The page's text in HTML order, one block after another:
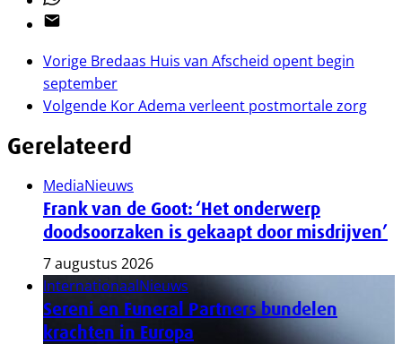
Email
Vorige Bredaas Huis van Afscheid opent begin
september
Volgende Kor Adema verleent postmortale zorg
Gerelateerd
MediaNieuws
Frank van de Goot: ‘Het onderwerp
doodsoorzaken is gekaapt door misdrijven’
7 augustus 2026
InternationaalNieuws
Sereni en Funeral Partners bundelen
krachten in Europa